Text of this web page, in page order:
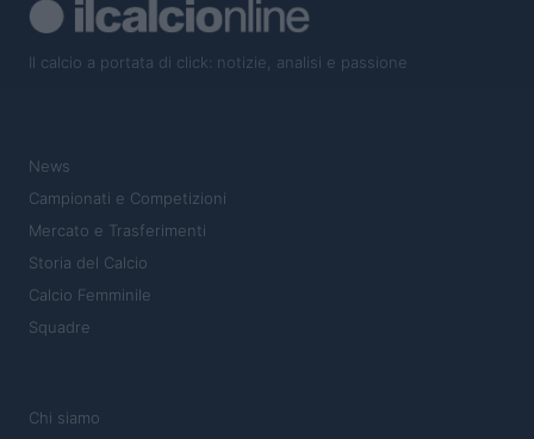
Il calcio a portata di click: notizie, analisi e passione
News
Campionati e Competizioni
Mercato e Trasferimenti
Storia del Calcio
Calcio Femminile
Squadre
Chi siamo